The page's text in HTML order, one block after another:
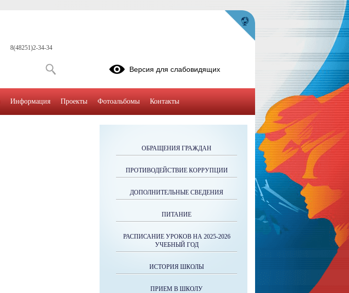
ОБРАЩЕНИЯ ГРАЖДАН
ПРОТИВОДЕЙСТВИЕ КОРРУПЦИИ
ДОПОЛНИТЕЛЬНЫЕ СВЕДЕНИЯ
ПИТАНИЕ
РАСПИСАНИЕ УРОКОВ НА 2025-2026
УЧЕБНЫЙ ГОД
ИСТОРИЯ ШКОЛЫ
ПРИЕМ В ШКОЛУ
8(48251)2-34-34
Версия для слабовидящих
Информация Проекты Фотоальбомы Контакты